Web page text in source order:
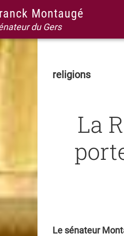
Montaugé
du Gers
religions
La
Le sénateur